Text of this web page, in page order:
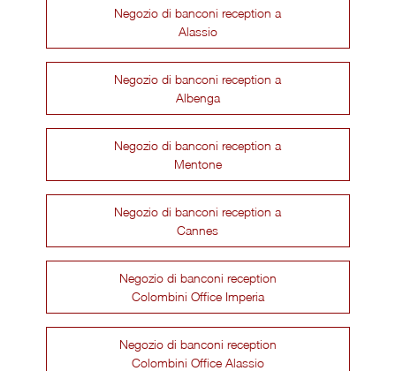
Negozio di banconi reception a
Alassio
Negozio di banconi reception a
Albenga
Negozio di banconi reception a
Mentone
Negozio di banconi reception a
Cannes
Negozio di banconi reception
Colombini Office Imperia
Negozio di banconi reception
Colombini Office Alassio